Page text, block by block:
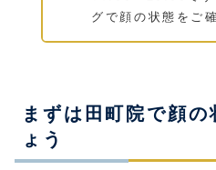
グで顔の状態をご
まずは田町院で顔の
ょう